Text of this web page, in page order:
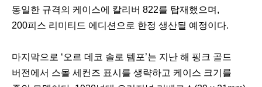
동일한 규격의 케이스에 칼리버 822를 탑재했으며,
200피스 리미티드 에디션으로 한정 생산될 예정이다.
마지막으로 ‘오르 데코 솔로 템포’는 지난 해 핑크 골드
버전에서 스몰 세컨즈 표시를 생략하고 케이스 크기를